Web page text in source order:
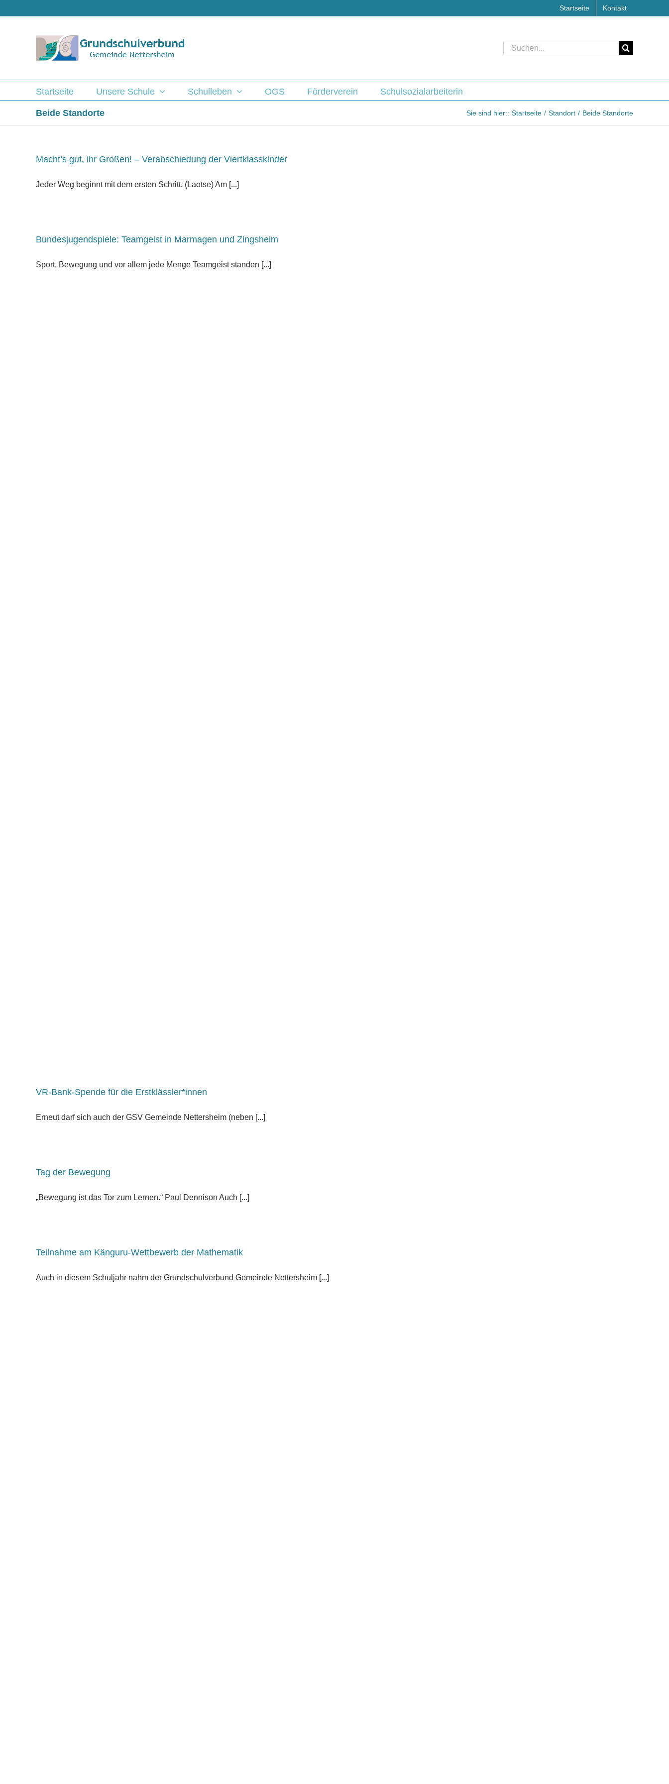
Inhalt
Startseite Kontakt
Suche
nach:
Startseite Unsere Schule Schulleben OGS Förderverein Schulsozialarbeiterin
Beide Standorte Sie sind hier:: Startseite Standort Beide Standorte
Macht’s gut, ihr Großen! – Verabschiedung der Viertklasskinder
Jeder Weg beginnt mit dem ersten Schritt. (Laotse) Am [...]
Bundesjugendspiele: Teamgeist in Marmagen und Zingsheim
Sport, Bewegung und vor allem jede Menge Teamgeist standen [...]
VR-Bank-Spende für die Erstklässler*innen
Erneut darf sich auch der GSV Gemeinde Nettersheim (neben [...]
Tag der Bewegung
„Bewegung ist das Tor zum Lernen.“ Paul Dennison Auch [...]
Teilnahme am Känguru-Wettbewerb der Mathematik
Auch in diesem Schuljahr nahm der Grundschulverbund Gemeinde Nettersheim [...]